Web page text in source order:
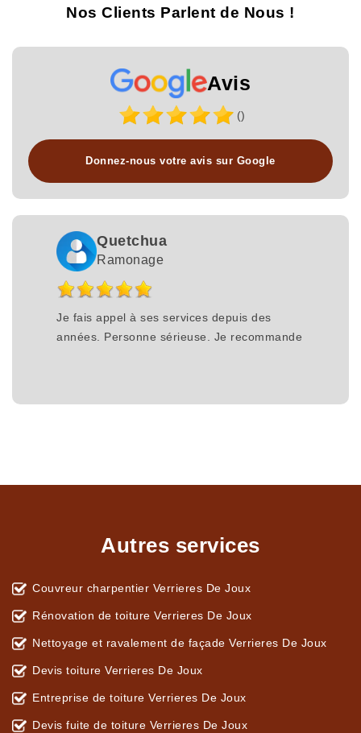
Nos Clients Parlent de Nous !
Avis
()
Donnez-nous votre avis sur Google
Quetchua
Ramonage
Je fais appel à ses services depuis des
années. Personne sérieuse. Je recommande
Autres services
Couvreur charpentier Verrieres De Joux
Rénovation de toiture Verrieres De Joux
Nettoyage et ravalement de façade Verrieres De Joux
Devis toiture Verrieres De Joux
Entreprise de toiture Verrieres De Joux
Devis fuite de toiture Verrieres De Joux